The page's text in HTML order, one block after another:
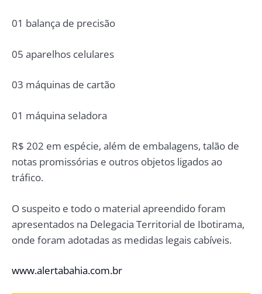
01 balança de precisão
05 aparelhos celulares
03 máquinas de cartão
01 máquina seladora
R$ 202 em espécie, além de embalagens, talão de
notas promissórias e outros objetos ligados ao
tráfico.
O suspeito e todo o material apreendido foram
apresentados na Delegacia Territorial de Ibotirama,
onde foram adotadas as medidas legais cabíveis.
www.alertabahia.com.br